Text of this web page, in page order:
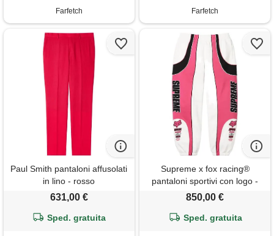
Farfetch
Farfetch
Paul Smith pantaloni affusolati
in lino - rosso
631,00 €
Sped. gratuita
Supreme x fox racing®
pantaloni sportivi con logo -
bianco
850,00 €
Sped. gratuita